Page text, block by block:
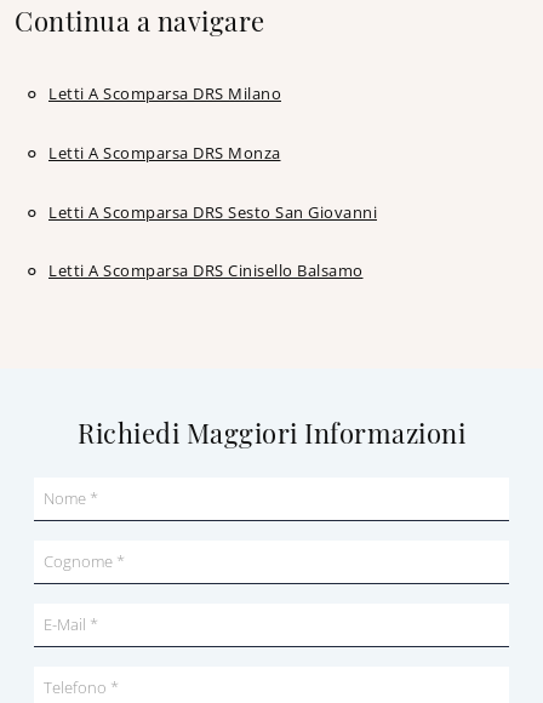
Continua a navigare
Letti A Scomparsa DRS Milano
Letti A Scomparsa DRS Monza
Letti A Scomparsa DRS Sesto San Giovanni
Letti A Scomparsa DRS Cinisello Balsamo
Richiedi Maggiori Informazioni